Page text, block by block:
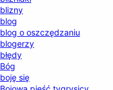
blizny
blog
blog o oszczędzaniu
blogerzy
błędy
Bóg
boję się